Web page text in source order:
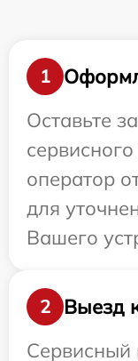
1
Оставьте
оператор
для
Вашего
2
Выезд
Сервисный